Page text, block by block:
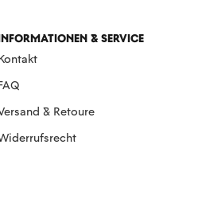
& SERVICE
& Retoure